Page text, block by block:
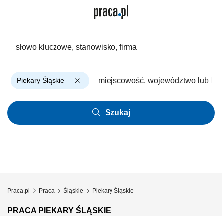
Piekary Śląskie
Szukaj
Praca.pl Praca Śląskie Piekary Śląskie
PRACA PIEKARY ŚLĄSKIE